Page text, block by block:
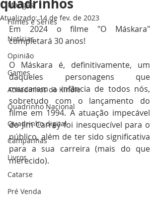
Mangás
Filmes e Séries
Notícias
Opinião
Games
Achadinhos do Kindle
Quadrinho Nacional
Quadrinho digital
Campanhas
Livros
Catarse
Pré Venda
Atualizado:14 de fev. de 2023
Em 2024 o filme "O Máskara"
completará 30 anos!
O Máskara é, definitivamente, um
daqueles personagens que
marcaram a infância de todos nós,
sobretudo com o lançamento do
filme em 1994. A atuação impecável
do Jim Carrey foi inesquecível para o
público, além de ter sido significativa
para a sua carreira (mais do que
merecido).